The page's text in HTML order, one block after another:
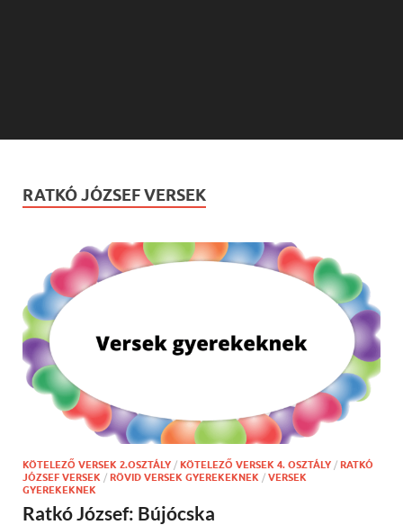
RATKÓ JÓZSEF VERSEK
KÖTELEZŐ VERSEK 2.OSZTÁLY / KÖTELEZŐ VERSEK 4. OSZTÁLY / RATKÓ
JÓZSEF VERSEK / RÖVID VERSEK GYEREKEKNEK / VERSEK
GYEREKEKNEK
Ratkó József: Bújócska